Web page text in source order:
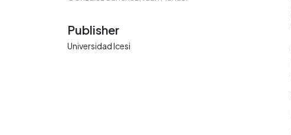
Publisher
Universidad Icesi